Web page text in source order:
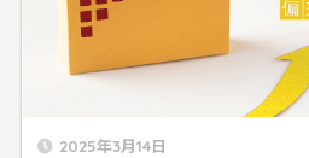
2025年3月14日